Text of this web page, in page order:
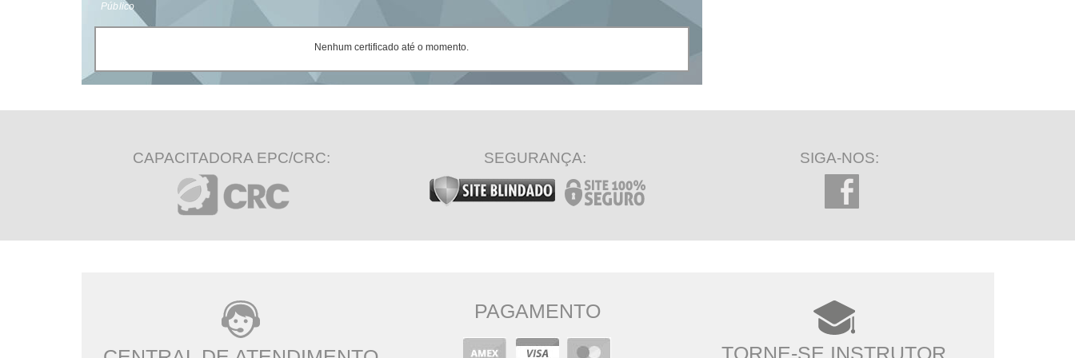
Público
Nenhum certificado até o momento.
CAPACITADORA EPC/CRC: SEGURANÇA: SIGA-NOS:
PAGAMENTO
TORNE-SE INSTRUTOR